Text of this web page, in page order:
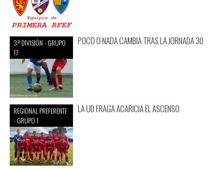
3ª DIVISIÓN - GRUPO
17
POCO O NADA CAMBIA TRAS LA JORNADA 30
REGIONAL PREFERENTE
- GRUPO 1
LA UD FRAGA ACARICIA EL ASCENSO